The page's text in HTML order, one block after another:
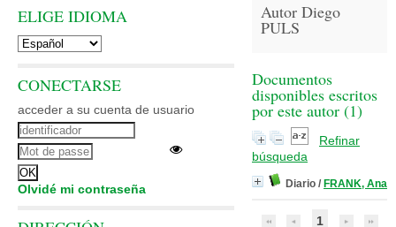
Autor Diego
PULS
Documentos
disponibles escritos
por este autor (1)
Refinar
búsqueda
Diario / FRANK, Ana
1
ELIGE IDIOMA
CONECTARSE
acceder a su cuenta de usuario
Olvidé mi contraseña